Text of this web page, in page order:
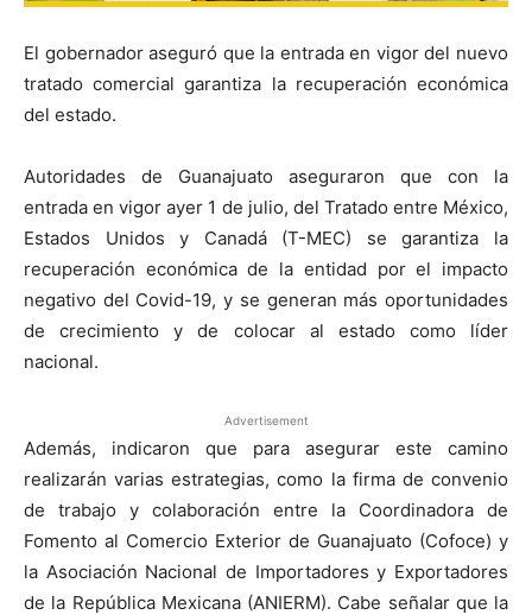
El gobernador aseguró que la entrada en vigor del nuevo
tratado comercial garantiza la recuperación económica
del estado.
Autoridades de Guanajuato aseguraron que con la
entrada en vigor ayer 1 de julio, del Tratado entre México,
Estados Unidos y Canadá (T-MEC) se garantiza la
recuperación económica de la entidad por el impacto
negativo del Covid-19, y se generan más oportunidades
de crecimiento y de colocar al estado como líder
nacional.
Advertisement
Además, indicaron que para asegurar este camino
realizarán varias estrategias, como la firma de convenio
de trabajo y colaboración entre la Coordinadora de
Fomento al Comercio Exterior de Guanajuato (Cofoce) y
la Asociación Nacional de Importadores y Exportadores
de la República Mexicana (ANIERM). Cabe señalar que la